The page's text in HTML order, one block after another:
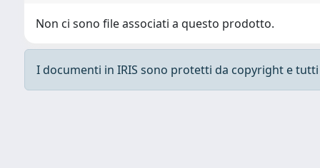
Non ci sono file associati a questo prodotto.
I documenti in IRIS sono protetti da copyright e